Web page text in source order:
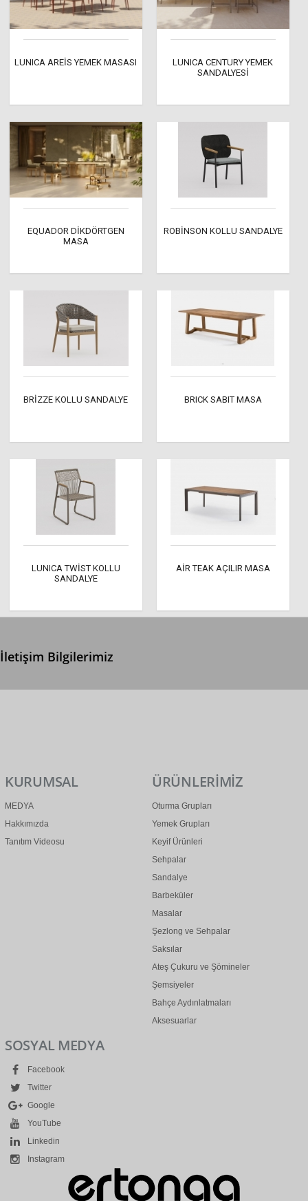
LUNICA AREİS YEMEK MASASI
LUNICA CENTURY YEMEK
SANDALYESİ
EQUADOR DİKDÖRTGEN
MASA
ROBİNSON KOLLU SANDALYE
BRİZZE KOLLU SANDALYE BRICK SABIT MASA
LUNICA TWİST KOLLU
SANDALYE
AİR TEAK AÇILIR MASA
İletişim Bilgilerimiz
KURUMSAL
MEDYA
Hakkımızda
Tanıtım Videosu
ÜRÜNLERİMİZ
Oturma Grupları
Yemek Grupları
Keyif Ürünleri
Sehpalar
Sandalye
Barbeküler
Masalar
Şezlong ve Sehpalar
Saksılar
Ateş Çukuru ve Şömineler
Şemsiyeler
Bahçe Aydınlatmaları
Aksesuarlar
SOSYAL MEDYA
Facebook
Twitter
Google
YouTube
Linkedin
Instagram